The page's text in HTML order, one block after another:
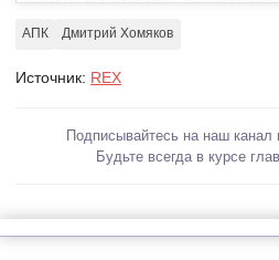
АПК Дмитрий Хомяков
Источник: REX
Подписывайтесь на наш канал
Будьте всегда в курсе